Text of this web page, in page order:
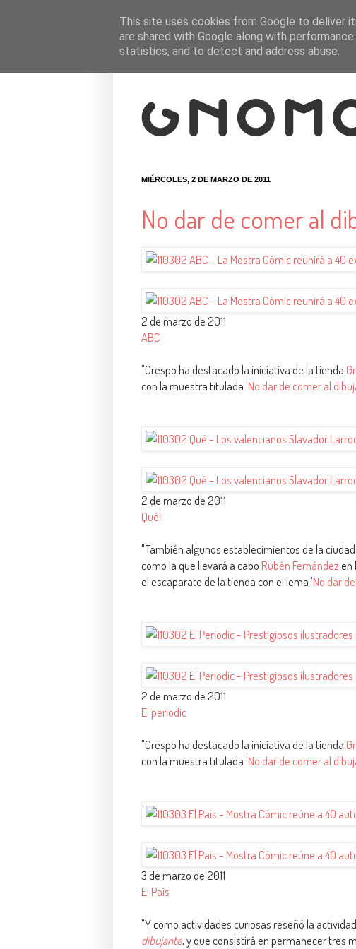
MIÉRCOLES, 2 DE MARZO DE 2011
No dar de comer al
2 de marzo de 2011
ABC
"Crespo ha destacado la iniciativa de la tienda
con la muestra titulada 'No dar de comer al
2 de marzo de 2011
Qué!
"También algunos establecimientos de la
como la que llevará a cabo Rubén Fernándezen
el escaparate de la tienda con el lema 'No dar
2 de marzo de 2011
El periodic
"Crespo ha destacado la iniciativa de la tienda
con la muestra titulada 'No dar de comer al
3 de marzo de 2011
El País
"Y como actividades curiosas reseñó la
dibujante, y que consistirá en permanecer tres
This site uses cookies from Google to deliver
are shared with Google along with
statistics, and to detect and address abuse.